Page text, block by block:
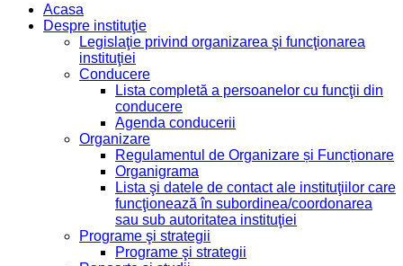
Acasa
Despre instituţie
Legislaţie privind organizarea şi funcţionarea
instituţiei
Conducere
Lista completă a persoanelor cu funcţii din
conducere
Agenda conducerii
Organizare
Regulamentul de Organizare și Funcționare
Organigrama
Lista şi datele de contact ale instituţiilor care
funcţionează în subordinea/coordonarea
sau sub autoritatea instituţiei
Programe şi strategii
Programe şi strategii